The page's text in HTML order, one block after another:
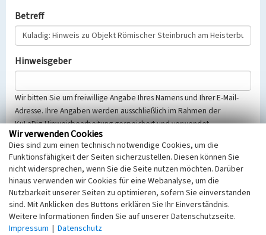
Betreff
Hinweisgeber
Wir bitten Sie um freiwillige Angabe Ihres Namens und Ihrer E-Mail-
Adresse. Ihre Angaben werden ausschließlich im Rahmen der
KuLaDig-Hinweisbearbeitung gespeichert und verwendet.
Selbstverständlich werden diese entsprechend der Vorschriften des
Telemediengesetzes, des Datenschutzgesetzes NRW und der seit
dem 25.05.2018 gültigen Europäischen Datenschutzgrundverordnung
(EU-DSGVO) vertraulich behandelt, beachten Sie bitte unsere
Hinweise zumDatenschutz
Nachricht
Wir verwenden Cookies
Dies sind zum einen technisch notwendige Cookies, um die
Funktionsfähigkeit der Seiten sicherzustellen. Diesen können Sie
nicht widersprechen, wenn Sie die Seite nutzen möchten. Darüber
hinaus verwenden wir Cookies für eine Webanalyse, um die
Nutzbarkeit unserer Seiten zu optimieren, sofern Sie einverstanden
sind. Mit Anklicken des Buttons erklären Sie Ihr Einverständnis.
Weitere Informationen finden Sie auf unserer Datenschutzseite.
Impressum | Datenschutz